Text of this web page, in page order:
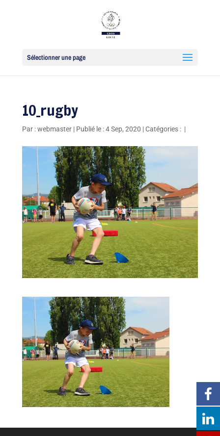
Sélectionner une page
10_rugby
Par :webmaster | Publié le : 4 Sep, 2020 | Catégories : |